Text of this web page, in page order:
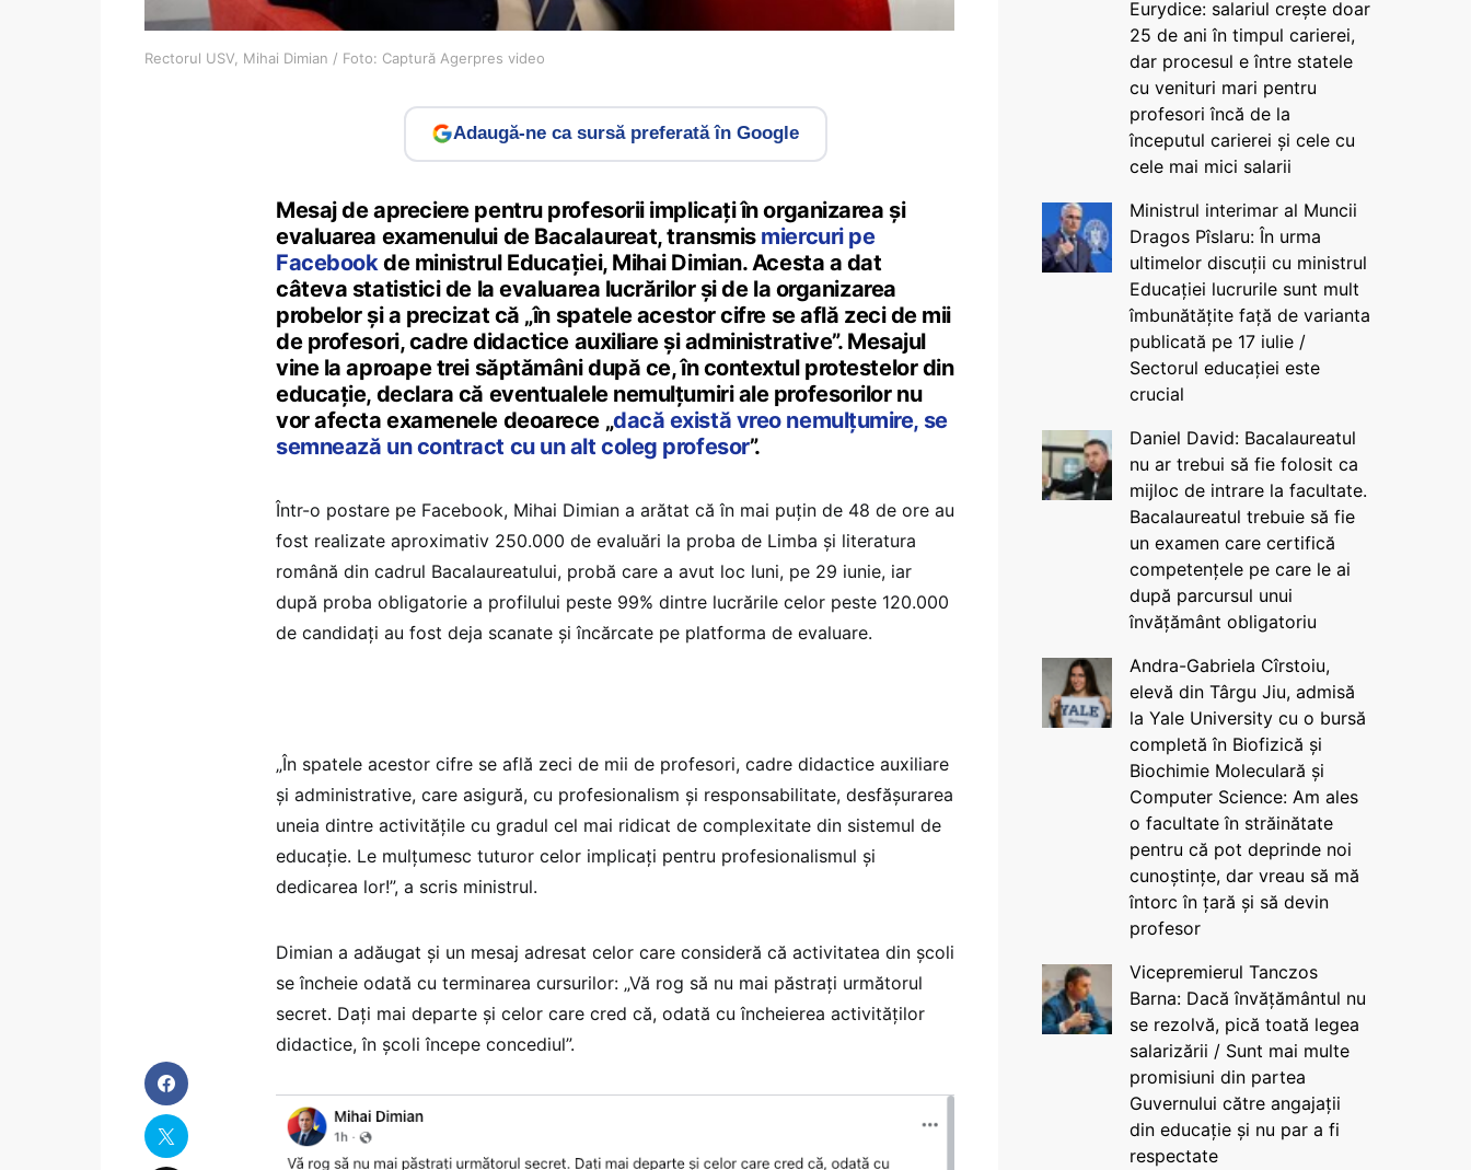
Rectorul USV, Mihai Dimian / Foto: Captură Agerpres video
Adaugă-ne ca sursă preferată în Google
Mesaj de apreciere pentru profesorii implicați în organizarea și
evaluarea examenului de Bacalaureat, transmis miercuri pe
Facebookde ministrul Educației, Mihai Dimian. Acesta a dat
câteva statistici de la evaluarea lucrărilor și de la organizarea
probelor și a precizat că „în spatele acestor cifre se află zeci de mii
de profesori, cadre didactice auxiliare și administrative”. Mesajul
vine la aproape trei săptămâni după ce, în contextul protestelor din
educație, declara că eventualele nemulțumiri ale profesorilor nu
vor afecta examenele deoarece „dacă există vreo nemulțumire, se
semnează un contract cu un alt coleg profesor”.
Într-o postare pe Facebook, Mihai Dimian a arătat că în mai puțin de 48 de ore au
fost realizate aproximativ 250.000 de evaluări la proba de Limba și literatura
română din cadrul Bacalaureatului, probă care a avut loc luni, pe 29 iunie, iar
după proba obligatorie a profilului peste 99% dintre lucrările celor peste 120.000
de candidați au fost deja scanate și încărcate pe platforma de evaluare.
„În spatele acestor cifre se află zeci de mii de profesori, cadre didactice auxiliare
și administrative, care asigură, cu profesionalism și responsabilitate, desfășurarea
uneia dintre activitățile cu gradul cel mai ridicat de complexitate din sistemul de
educație. Le mulțumesc tuturor celor implicați pentru profesionalismul și
dedicarea lor!”, a scris ministrul.
Dimian a adăugat și un mesaj adresat celor care consideră că activitatea din școli
se încheie odată cu terminarea cursurilor: „Vă rog să nu mai păstrați următorul
secret. Dați mai departe și celor care cred că, odată cu încheierea activităților
didactice, în școli începe concediul”.
Eurydice: salariul crește doar
25 de ani în timpul carierei,
dar procesul e între statele
cu venituri mari pentru
profesori încă de la
începutul carierei și cele cu
cele mai mici salarii
Ministrul interimar al Muncii
Dragos Pîslaru: În urma
ultimelor discuții cu ministrul
Educației lucrurile sunt mult
îmbunătățite față de varianta
publicată pe 17 iulie /
Sectorul educației este
crucial
Daniel David: Bacalaureatul
nu ar trebui să fie folosit ca
mijloc de intrare la facultate.
Bacalaureatul trebuie să fie
un examen care certifică
competențele pe care le ai
după parcursul unui
învățământ obligatoriu
Andra-Gabriela Cîrstoiu,
elevă din Târgu Jiu, admisă
la Yale University cu o bursă
completă în Biofizică și
Biochimie Moleculară și
Computer Science: Am ales
o facultate în străinătate
pentru că pot deprinde noi
cunoștințe, dar vreau să mă
întorc în țară și să devin
profesor
Vicepremierul Tanczos
Barna: Dacă învățământul nu
se rezolvă, pică toată legea
salarizării / Sunt mai multe
promisiuni din partea
Guvernului către angajații
din educație și nu par a fi
respectate